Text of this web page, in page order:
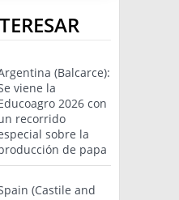
(Balcarce):
viene la
2026 con
recorrido
sobre la
de papa
(Castile and